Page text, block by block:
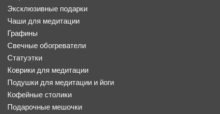
Эксклюзивные подарки
Чаши для медитации
Графины
Свечные обогреватели
Статуэтки
Коврики для медитации
Подушки для медитации и йоги
Кофейные столики
Подарочные мешочки